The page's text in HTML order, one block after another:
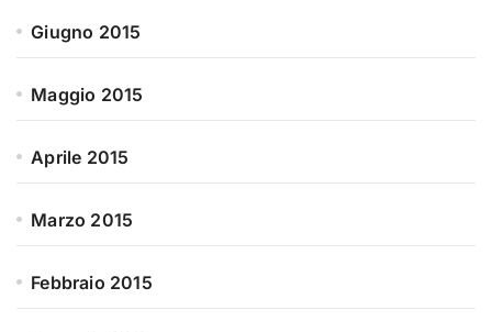
Giugno 2015
Maggio 2015
Aprile 2015
Marzo 2015
Febbraio 2015